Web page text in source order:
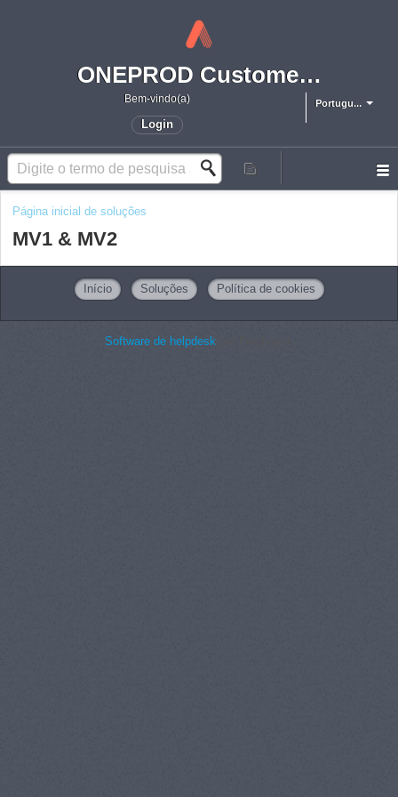
ONEPROD Customer Support
Portugu...
Bem-vindo(a)
Login
Página inicial de soluções
MV1 & MV2
Início Soluções Política de cookies
Software de helpdesk